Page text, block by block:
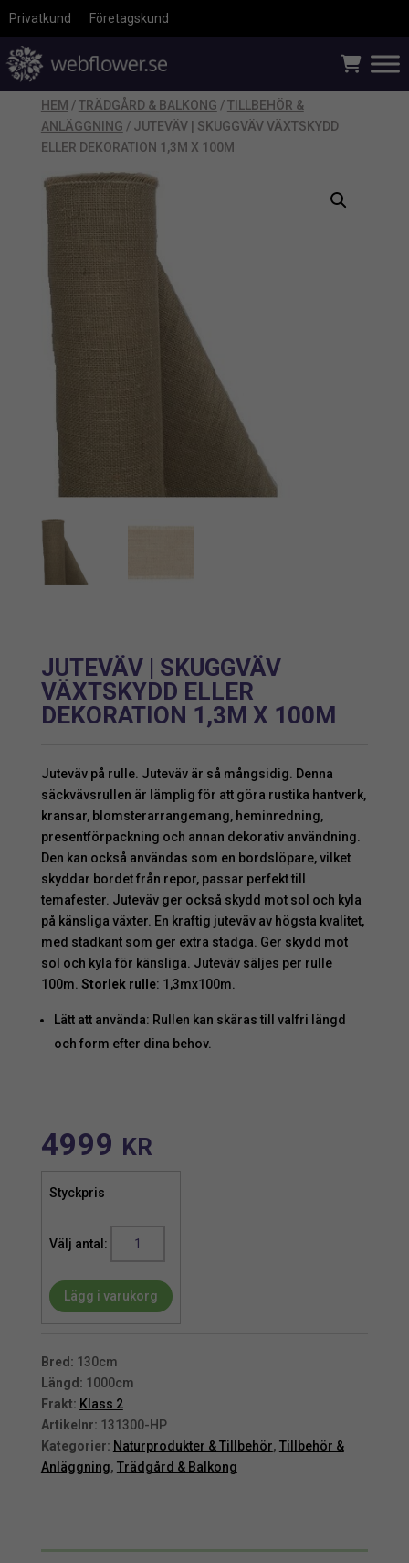
Privatkund Företagskund
HEM /TRÄDGÅRD & BALKONG /TILLBEHÖR &
ANLÄGGNING / JUTEVÄV | SKUGGVÄV VÄXTSKYDD
ELLER DEKORATION 1,3M X 100M
JUTEVÄV | SKUGGVÄV
VÄXTSKYDD ELLER
DEKORATION 1,3M X 100M
Juteväv på rulle. Juteväv är så mångsidig. Denna
säckvävsrullen är lämplig för att göra rustika hantverk,
kransar, blomsterarrangemang, heminredning,
presentförpackning och annan dekorativ användning.
Den kan också användas som en bordslöpare, vilket
skyddar bordet från repor, passar perfekt till
temafester. Juteväv ger också skydd mot sol och kyla
på känsliga växter. En kraftig juteväv av högsta kvalitet,
med stadkant som ger extra stadga. Ger skydd mot
sol och kyla för känsliga. Juteväv säljes per rulle
100m. Storlek rulle: 1,3mx100m.
Lätt att använda: Rullen kan skäras till valfri längd
och form efter dina behov.
4999 KR
Styckpris
växtskydd
1,3m
x
100m
mängd
Lägg i varukorg
Bred: 130cm
Längd: 1000cm
Frakt: Klass 2
Artikelnr: 131300-HP
Kategorier: Naturprodukter & Tillbehör, Tillbehör &
Anläggning, Trädgård & Balkong